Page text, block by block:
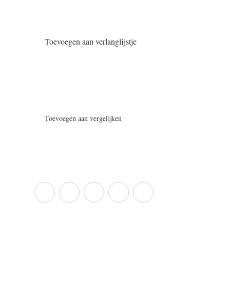
Toevoegen aan verlanglijstje
Toevoegen aan vergelijken